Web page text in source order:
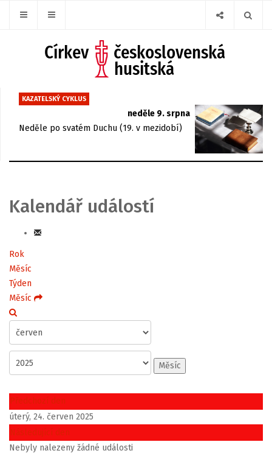
KAZATELSKÝ CYKLUS
neděle 9. srpna
Neděle po svatém Duchu (19. v mezidobí)
Kalendář událostí
Rok
Měsíc
Týden
Měsíc
Měsíc
Předchozí den
úterý, 24. červen 2025
Následující den
Nebyly nalezeny žádné události